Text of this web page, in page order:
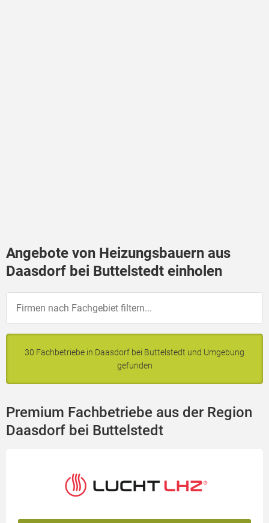
Angebote von Heizungsbauern aus
Daasdorf bei Buttelstedt einholen
30 Fachbetriebe in Daasdorf bei Buttelstedt und Umgebung
gefunden
Premium Fachbetriebe aus der Region
Daasdorf bei Buttelstedt